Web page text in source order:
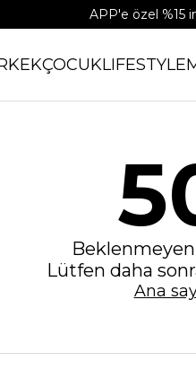
APP'e özel %15
ÇOCUKLIFESTYLE
Lütfen daha
Ana